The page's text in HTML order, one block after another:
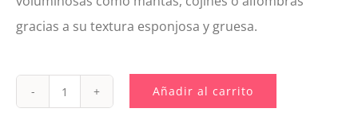
gracias a su textura esponjosa y gruesa.
L5025.
Añadir al carrito